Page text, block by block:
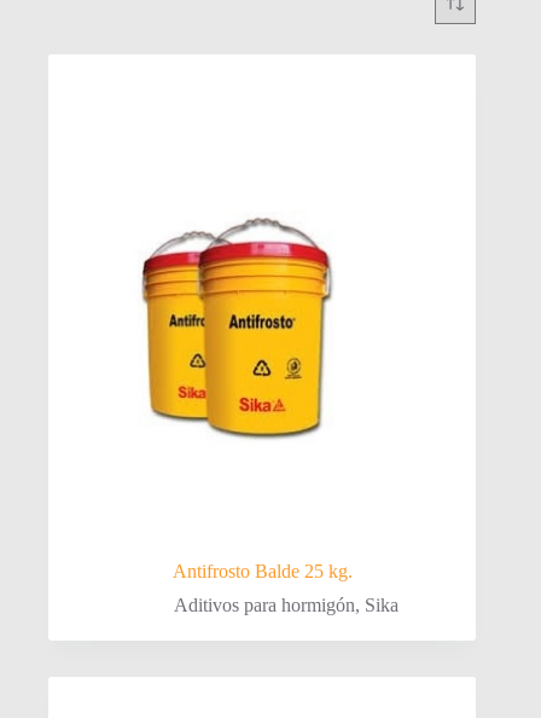
Antifrosto Balde 25 kg.
Aditivos para hormigón, Sika